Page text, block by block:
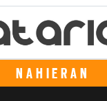
NAHIERAN